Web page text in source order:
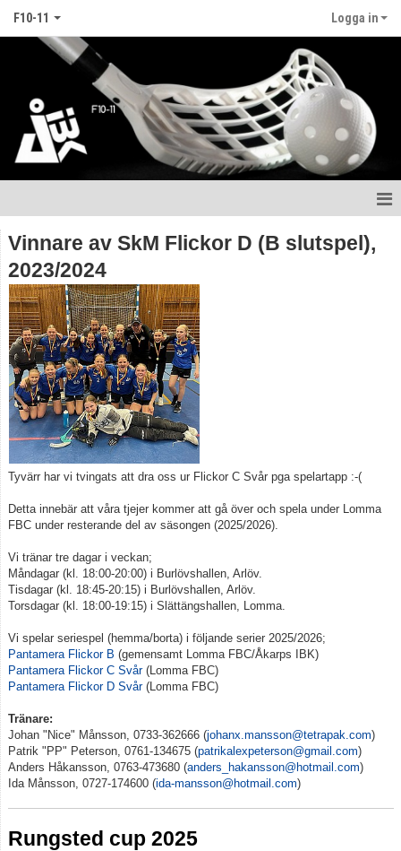
F10-11 Logga in
Nyheter
Kalender
Matcher
Truppen
Kontakt
Åkarp Cup 2023
Vinnare av SkM Flickor D (B slutspel),
2023/2024
Tyvärr har vi tvingats att dra oss ur Flickor C Svår pga spelartapp :-(
Detta innebär att våra tjejer kommer att gå över och spela under Lomma
FBC under resterande del av säsongen (2025/2026).
Vi tränar tre dagar i veckan;
Måndagar (kl. 18:00-20:00) i Burlövshallen, Arlöv.
Tisdagar (kl. 18:45-20:15) i Burlövshallen, Arlöv.
Torsdagar (kl. 18:00-19:15) i Slättängshallen, Lomma.
Vi spelar seriespel (hemma/borta) i följande serier 2025/2026;
Pantamera Flickor B (gemensamt Lomma FBC/Åkarps IBK)
Pantamera Flickor C Svår(Lomma FBC)
Pantamera Flickor D Svår(Lomma FBC)
Tränare:
Johan "Nice" Månsson, 0733-362666 (johanx.mansson@tetrapak.com)
Patrik "PP" Peterson, 0761-134675 (patrikalexpeterson@gmail.com)
Anders Håkansson, 0763-473680 (anders_hakansson@hotmail.com)
Ida Månsson, 0727-174600 (ida-mansson@hotmail.com)
Rungsted cup 2025